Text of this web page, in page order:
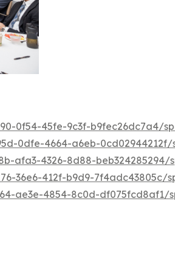
0f54-45fe-9c3f-b9fec26dc7a4/
0dfe-4664-a6eb-0cd02944212f/
afa3-4326-8d88-beb324285294/
36e6-412f-b9d9-7f4adc43805c/
ae3e-4854-8c0d-df075fcd8af1/